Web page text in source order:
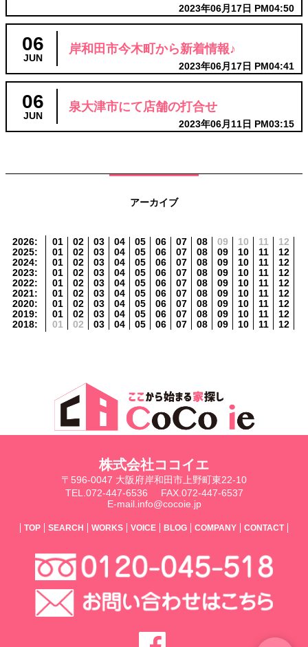
2023年06月17日 PM04:50
06
JUN
岸和田市今木町から新着情報♪
2023年06月17日 PM04:41
06
JUN
泉大津市にて店舗の打合せ
2023年06月11日 PM03:15
アーカイブ
2026: 01 02 03 04 05 06 07 08 09 10 11
12
2025: 01 02 03 04 05 06 07 08 09 10 11
12
2024: 01 02 03 04 05 06 07 08 09 10 11
12
2023: 01 02 03 04 05 06 07 08 09 10 11
12
2022: 01 02 03 04 05 06 07 08 09 10 11
12
2021: 01 02 03 04 05 06 07 08 09 10 11
12
2020: 01 02 03 04 05 06 07 08 09 10 11
12
2019: 01 02 03 04 05 06 07 08 09 10 11
12
2018: 01 02 03 04 05 06 07 08 09 10 11 12
株式会社ココイエ
〒596-0047 大阪府岸和田市上野町東22-10
TEL.072-447-6536
FAX.072-447-6537
E-mail.info@cocoie.jp
TOP SEARCH WORKS VOICE BLOG COMPANY CONTACT